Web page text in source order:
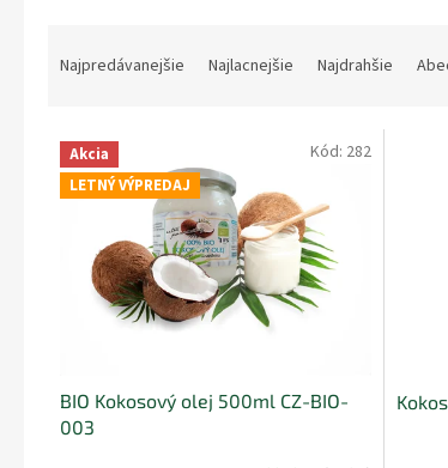
n
Najpredávanejšie Najlacnejšie Najdrahšie
V
p
Akcia
LETNÝ VÝPREDAJ
BIO Kokosový olej 500ml CZ-BIO-
003
Kód: 282